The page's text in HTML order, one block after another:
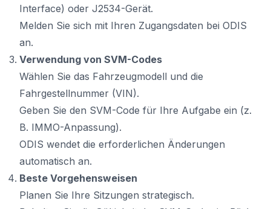
Interface) oder J2534-Gerät.
Melden Sie sich mit Ihren Zugangsdaten bei ODIS
an.
Verwendung von SVM-Codes
Wählen Sie das Fahrzeugmodell und die
Fahrgestellnummer (VIN).
Geben Sie den SVM-Code für Ihre Aufgabe ein (z.
B. IMMO-Anpassung).
ODIS wendet die erforderlichen Änderungen
automatisch an.
Beste Vorgehensweisen
Planen Sie Ihre Sitzungen strategisch.